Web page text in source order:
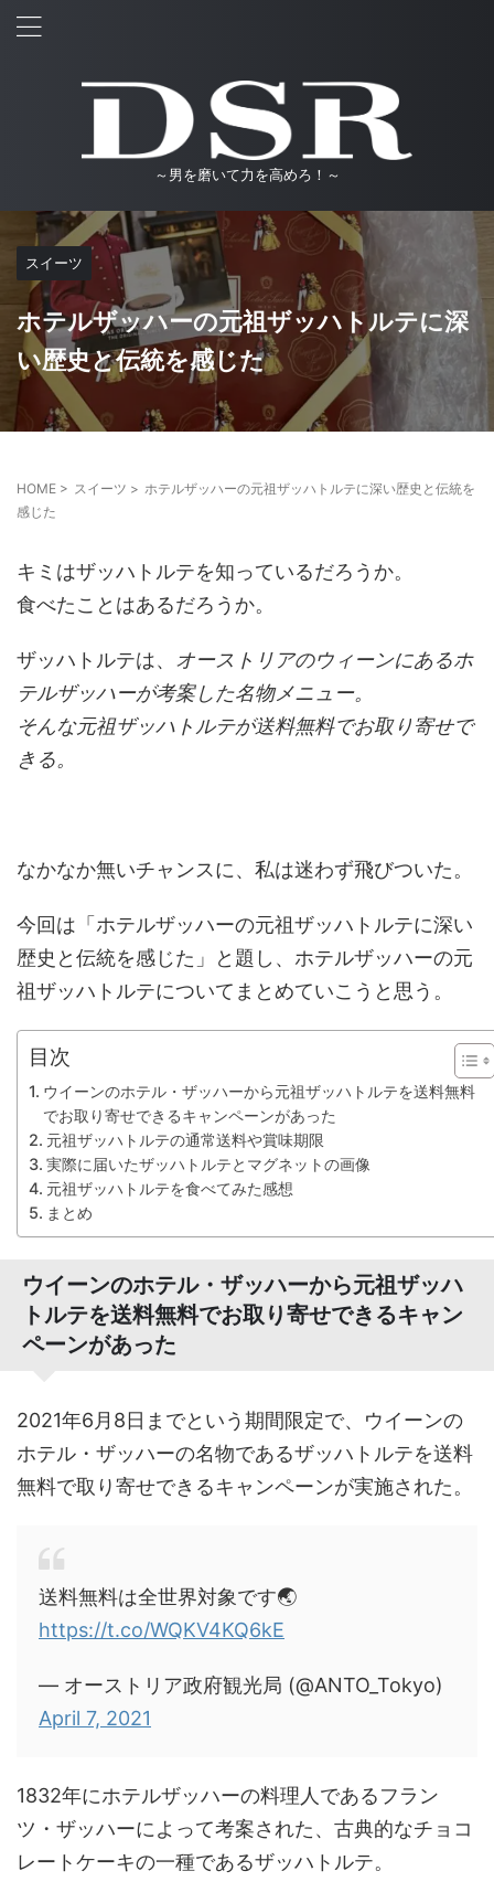
～男を磨いて力を高めろ！～
スイーツ
ホテルザッハーの元祖ザッハトルテに深
い歴史と伝統を感じた
HOME > スイーツ > ホテルザッハーの元祖ザッハトルテに深い歴史と伝統を
感じた
キミはザッハトルテを知っているだろうか。
食べたことはあるだろうか。
ザッハトルテは、 オーストリアのウィーンにあるホ
テルザッハーが考案した名物メニュー。
そんな元祖ザッハトルテが送料無料でお取り寄せで
きる。
なかなか無いチャンスに、私は迷わず飛びついた。
今回は「ホテルザッハーの元祖ザッハトルテに深い
歴史と伝統を感じた」と題し、ホテルザッハーの元
祖ザッハトルテについてまとめていこうと思う。
目次
ウイーンのホテル・ザッハーから元祖ザッハトルテを送料無料
でお取り寄せできるキャンペーンがあった
元祖ザッハトルテの通常送料や賞味期限
実際に届いたザッハトルテとマグネットの画像
元祖ザッハトルテを食べてみた感想
まとめ
ウイーンのホテル・ザッハーから元祖ザッハ
トルテを送料無料でお取り寄せできるキャン
ペーンがあった
2021年6月8日までという期間限定で、ウイーンの
ホテル・ザッハーの名物であるザッハトルテを送料
無料で取り寄せできるキャンペーンが実施された。
送料無料は全世界対象です🌏
https://t.co/WQKV4KQ6kE
— オーストリア政府観光局 (@ANTO_Tokyo)
April 7, 2021
1832年にホテルザッハーの料理人であるフラン
ツ・ザッハーによって考案された、古典的なチョコ
レートケーキの一種であるザッハトルテ。